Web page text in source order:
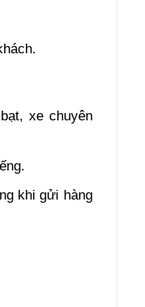
xe chuyên
khi gửi hàng